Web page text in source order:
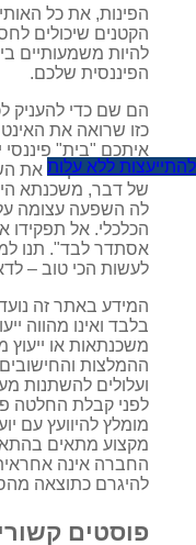
להתייעצות ללא עלות
הפינות, את כל
הקטנים שיכולים
להיות משמעותיים
הפיננסית שלכם.
הם שם כדי להעניק
כזו שרואה את
איתכם "בית" פיננסי
בטוחים ולקבל את
של דבר, משכנתא
לה השפעה עצומה
הכלכלי. אל תפקידו
אסתדר לבד". תנו
לעשות הכי טוב –
המידע באתר זה נועד
בלבד ואינו מהווה
משכנתאות או ייעוץ
ההמלצות
ועלולים להשתנות
לפני קבלת החלטה
מומלץ להיוועץ עם
מקצוע מתאים
החברה אינה
להיגרם כתוצאה
פוסטים